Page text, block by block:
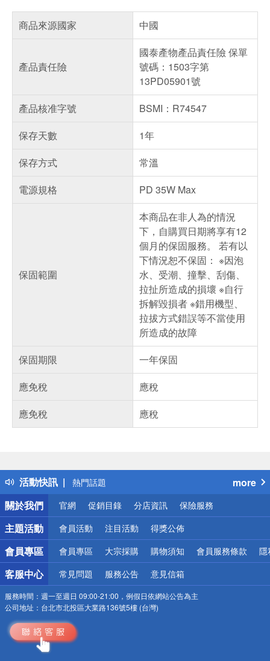
商品來源國家 中國
產品責任險
國泰產物產品責任險 保單
號碼：1503字第
13PD05901號
產品核准字號
BSMI：R74547
保存天數
1年
保存方式
常溫
電源規格
PD 35W Max
保固範圍
本商品在非人為的情況
下，自購買日期將享有12
個月的保固服務。 若有以
下情況恕不保固： ※因泡
水、受潮、撞擊、刮傷、
拉扯所造成的損壞 ※自行
拆解毀損者 ※錯用機型、
拉拔方式錯誤等不當使用
所造成的故障
保固期限
一年保固
應免稅
應稅
應免稅
應稅
活動快訊
得獎公告
熱門話題
銀行優惠
偏遠地區配送
詐騙網頁！請小心！
more
關於我們
官網 促銷目錄 分店資訊 保險服務
主題活動 會員活動 注目活動 得獎公佈
會員專區 會員專區 大宗採購 購物須知 會員服務條款 隱
客服中心 常見問題 服務公告 意見信箱
服務時間： 週一至週日 09:00-21:00，例假日依網站公告為主
公司地址： 台北市北投區大業路136號5樓 (台灣)